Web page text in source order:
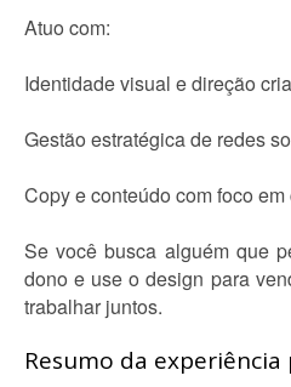
Atuo com:
Identidade visual e direção
Gestão estratégica de redes
Copy e conteúdo com foco em
Se você busca alguém que
dono e use o design para
trabalhar juntos.
Resumo da